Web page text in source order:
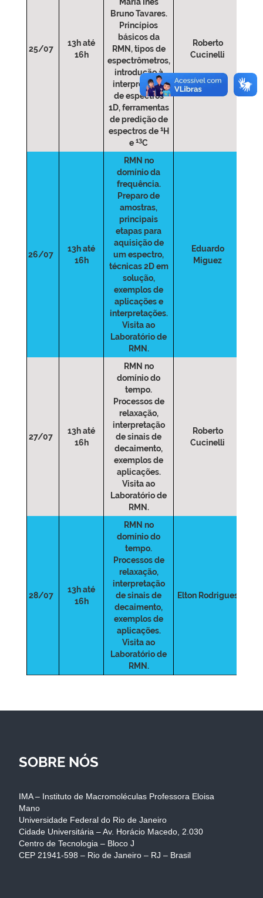
25/07
13h até
16h
Bruno Tavares.
Princípios
básicos da
RMN, tipos de
espectrômetros,
introdução à
interpretação
de espectros
1D, ferramentas
de predição de
espectros de 1H
e 13C
Roberto
Cucinelli
26/07
13h até
16h
RMN no
domínio da
frequência.
Preparo de
amostras,
principais
etapas para
aquisição de
um espectro,
técnicas 2D em
solução,
exemplos de
aplicações e
interpretações.
Visita ao
Laboratório de
RMN.
Eduardo
Miguez
27/07
13h até
16h
RMN no
domínio do
tempo.
Processos de
relaxação,
interpretação
de sinais de
decaimento,
exemplos de
aplicações.
Visita ao
Laboratório de
RMN.
Roberto
Cucinelli
28/07
13h até
16h
RMN no
domínio do
tempo.
Processos de
relaxação,
interpretação
de sinais de
decaimento,
exemplos de
aplicações.
Visita ao
Laboratório de
RMN.
Elton Rodrigues
SOBRE NÓS
IMA – Instituto de Macromoléculas Professora Eloisa
Mano
Universidade Federal do Rio de Janeiro
Cidade Universitária – Av. Horácio Macedo, 2.030
Centro de Tecnologia – Bloco J
CEP 21941-598 – Rio de Janeiro – RJ – Brasil